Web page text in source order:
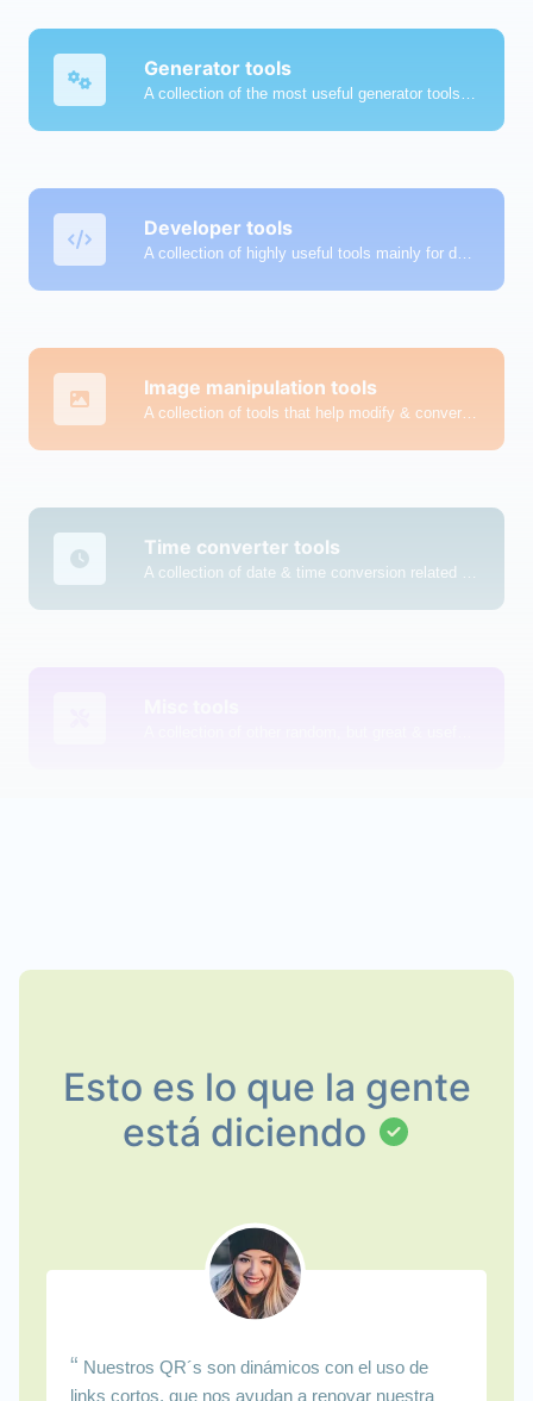
Generator tools
Developer tools
Image manipulation tools
Time converter tools
Esto es lo que la gente
está diciendo
“ Nuestros QR´s son dinámicos con el uso de
links cortos, que nos ayudan a renovar nuestra